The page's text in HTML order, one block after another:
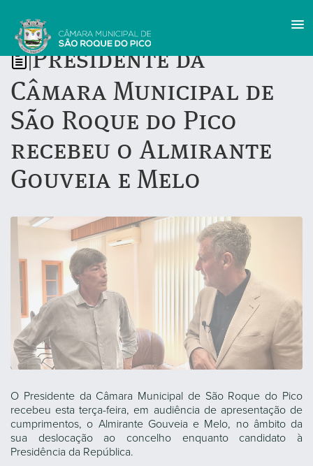
Presidente da
Câmara Municipal de
São Roque do Pico
recebeu o Almirante
Gouveia e Melo
O Presidente da Câmara Municipal de São Roque do Pico
recebeu esta terça-feira, em audiência de apresentação de
cumprimentos, o Almirante Gouveia e Melo, no âmbito da
sua deslocação ao concelho enquanto candidato à
Presidência da República.